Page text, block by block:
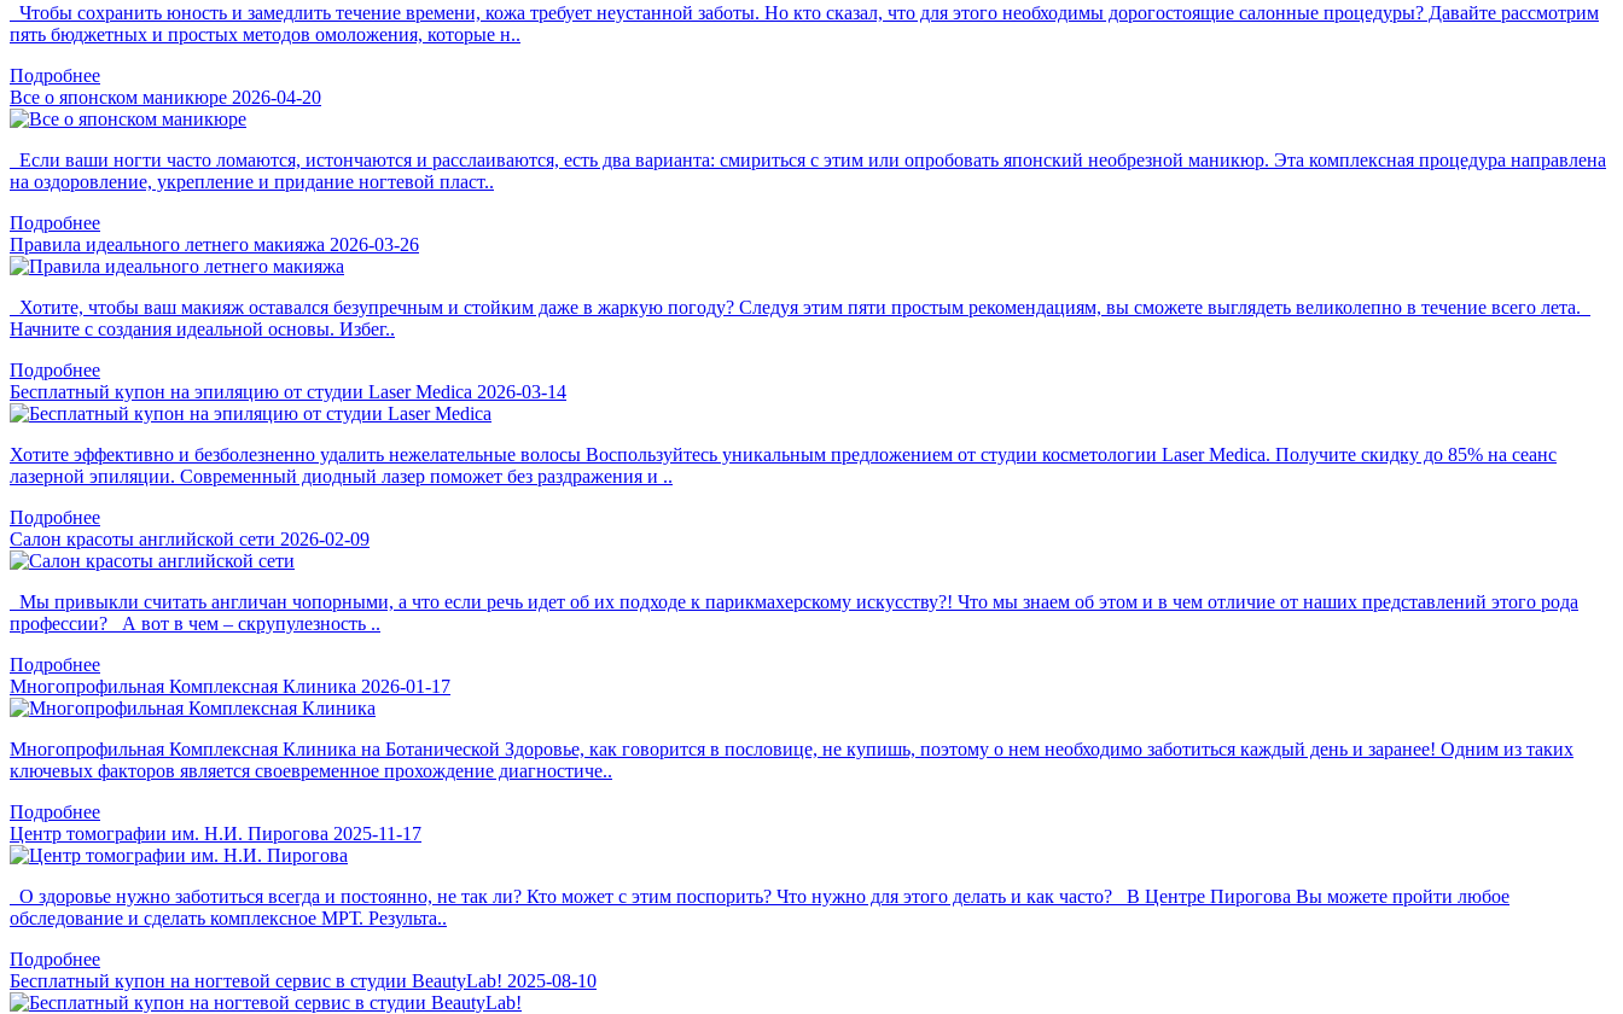
Чтобы сохранить юность и замедлить течение времени, кожа требует неустанной заботы. Но кто сказал, что для этого необходимы дорогостоящие салонные процедуры? Давайте рассмотрим
пять бюджетных и простых методов омоложения, которые н..
Подробнее
Все о японском маникюре 2026-04-20
Если ваши ногти часто ломаются, истончаются и расслаиваются, есть два варианта: смириться с этим или опробовать японский необрезной маникюр. Эта комплексная процедура направлена
на оздоровление, укрепление и придание ногтевой пласт..
Подробнее
Правила идеального летнего макияжа 2026-03-26
Хотите, чтобы ваш макияж оставался безупречным и стойким даже в жаркую погоду? Следуя этим пяти простым рекомендациям, вы сможете выглядеть великолепно в течение всего лета.
Начните с создания идеальной основы. Избег..
Подробнее
Бесплатный купон на эпиляцию от студии Laser Medica 2026-03-14
Хотите эффективно и безболезненно удалить нежелательные волосы Воспользуйтесь уникальным предложением от студии косметологии Laser Medica. Получите скидку до 85% на сеанс
лазерной эпиляции. Современный диодный лазер поможет без раздражения и ..
Подробнее
Салон красоты английской сети 2026-02-09
Мы привыкли считать англичан чопорными, а что если речь идет об их подходе к парикмахерскому искусству?! Что мы знаем об этом и в чем отличие от наших представлений этого рода
профессии? А вот в чем – скрупулезность ..
Подробнее
Многопрофильная Комплексная Клиника 2026-01-17
Многопрофильная Комплексная Клиника на Ботанической Здоровье, как говорится в пословице, не купишь, поэтому о нем необходимо заботиться каждый день и заранее! Одним из таких
ключевых факторов является своевременное прохождение диагностиче..
Подробнее
Центр томографии им. Н.И. Пирогова 2025-11-17
О здоровье нужно заботиться всегда и постоянно, не так ли? Кто может с этим поспорить? Что нужно для этого делать и как часто? В Центре Пирогова Вы можете пройти любое
обследование и сделать комплексное МРТ. Результа..
Подробнее
Бесплатный купон на ногтевой сервис в студии BeautyLab! 2025-08-10